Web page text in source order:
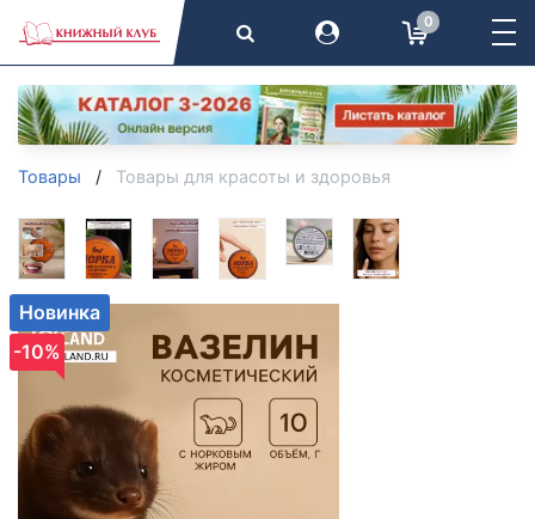
0
Товары Товары для красоты и здоровья
Новинка
-10%